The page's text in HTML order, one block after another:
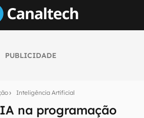
PUBLICIDADE
Inteligência Artificial
na programação
sobre tecnologia em primeira